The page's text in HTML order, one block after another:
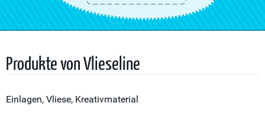
Produkte von Vlieseline
Einlagen, Vliese, Kreativmaterial